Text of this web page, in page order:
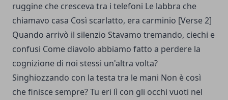
ruggine che cresceva tra i telefoni Le labbra che
chiamavo casa Così scarlatto, era carminio [Verse 2]
Quando arrivò il silenzio Stavamo tremando, ciechi e
confusi Come diavolo abbiamo fatto a perdere la
cognizione di noi stessi un'altra volta?
Singhiozzando con la testa tra le mani Non è così
che finisce sempre? Tu eri lì con gli occhi vuoti nel